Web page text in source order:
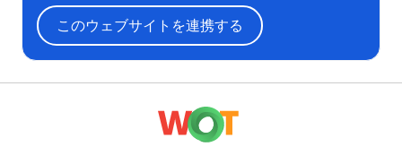
このウェブサイトを連携する